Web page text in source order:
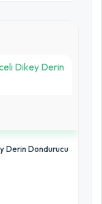
Derin Dondurucu